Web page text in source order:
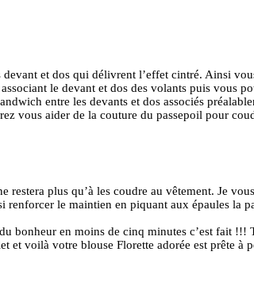
et dos qui délivrent l’effet cintré. Ainsi
le devant et dos des volants puis vous
entre les devants et dos associés
vous aider de la couture du passepoil pour
plus qu’à les coudre au vêtement. Je
le maintien en piquant aux épaules la
du bonheur en moins de cinq minutes c’est fait
et voilà votre blouse Florette adorée est prête à